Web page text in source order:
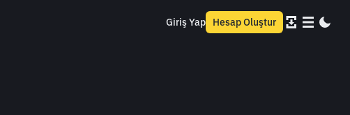
Giriş Yap Hesap Oluştur